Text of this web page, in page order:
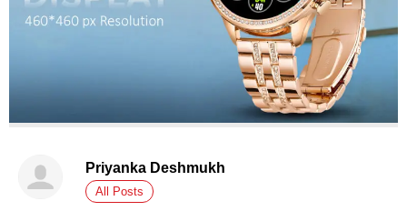
Priyanka Deshmukh
All Posts